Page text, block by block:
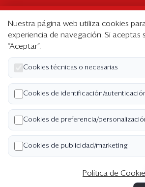
Suscripción individual
Paquetes corporativos
Edición Impresa
Nosotros
Quiénes somos
Código de ética
Términos y Condiciones
Copyright ©2026 Semana
Nuestra página web utiliza cookies
experiencia de navegación. Si aceptas
“Aceptar”.
Cookies técnicas o necesarias
Cookies de identificación/
Cookies de preferencia/
Cookies de publicidad/marketing
Política de